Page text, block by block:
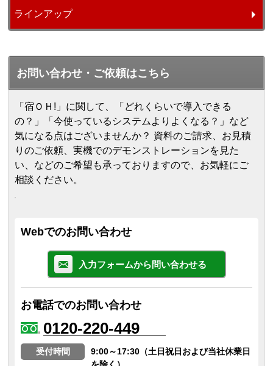
ラインアップ
お問い合わせ・ご依頼はこちら
「宿ＯＨ!」に関して、「どれくらいで導入できる
の？」「今使っているシステムよりよくなる？」など
気になる点はございませんか？ 資料のご請求、お見積
りのご依頼、実機でのデモンストレーションを見た
い、などのご希望も承っておりますので、お気軽にご
相談ください。
Webでのお問い合わせ
入力フォームから問い合わせる
お電話でのお問い合わせ
0120-220-449
受付時間
9:00～17:30（土日祝日および当社休業日